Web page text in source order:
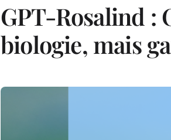
GPT-Rosalind :
biologie, mais